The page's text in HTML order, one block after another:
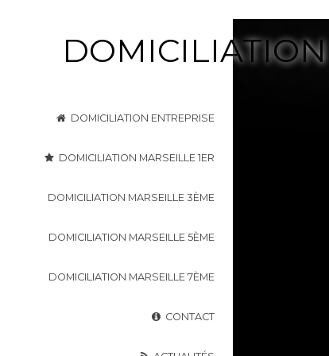
DOMICILIATION ENTREPRISE
DOMICILIATION MARSEILLE 1ER
DOMICILIATION MARSEILLE 3ÈME
DOMICILIATION MARSEILLE 5ÈME
DOMICILIATION MARSEILLE 7ÈME
CONTACT